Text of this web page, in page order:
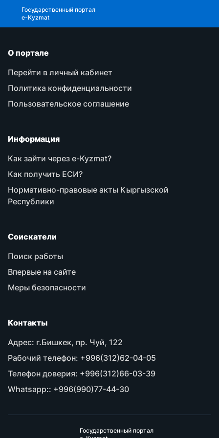
Государственный портал
e-Kyzmat
О портале
Перейти в личный кабинет
Политика конфиденциальности
Пользовательское соглашение
Информация
Как зайти через e-Kyzmat?
Как получить ЕСИ?
Нормативно-правовые акты Кыргызской
Республики
Соискатели
Поиск работы
Впервые на сайте
Меры безопасности
Контакты
Адрес: г.Бишкек, пр. Чуй, 122
Рабочий телефон: +996(312)62-04-05
Телефон доверия: +996(312)66-03-39
Whatsapp:: +996(990)77-44-30
Государственный портал